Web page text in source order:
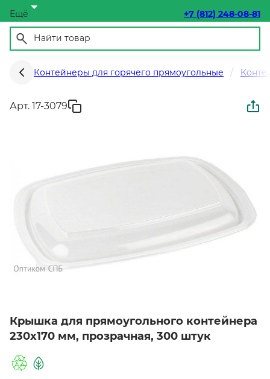
Ещё +7 (812) 248-08-81
Контейнеры для горячего прямоугольные
Арт. 17-3079
Крышка для прямоугольного контейнера
230х170 мм, прозрачная, 300 штук